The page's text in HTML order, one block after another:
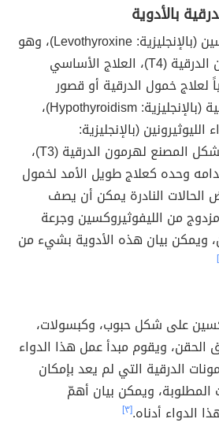
بالأدوية
يُعدّ دواء الليفوثيروكسين (بالإنجليزية: Levothyroxine)، وهو
الشكل المصنع لهرمون الدرقية (T4)، العلاج الأساسي
لعلاج خمول الدرقية أو قصور
الدرقية، أو كسل الدرقية (بالإنجليزية: Hypothyroidism)،
(بالإنجليزية:
Liothyronine)؛ وهو الشكل المصنع لهرمون الدرقية (T3)،
وحده كعلاج طويل الأمد لخمول
الحالات النادرة يمكن أن يصف
من الليفوثيروكسين وجرعة
ويمكن بيان هذه الأدوية بشيء من
على شكل حبوب، وكبسولات،
ويقوم مبدأ عمل هذا الدواء
الدرقية التي لم يعد بإمكان
المطلوبة، ويمكن بيان أهمّ
الدواء أدناه.[٣]